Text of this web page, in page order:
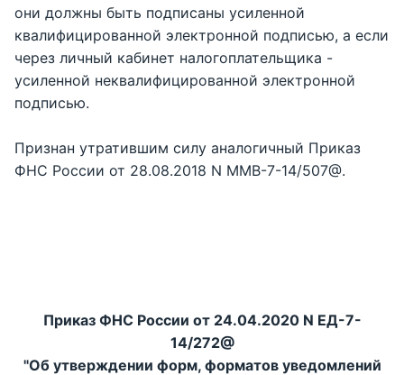
они должны быть подписаны усиленной
квалифицированной электронной подписью, а если
через личный кабинет налогоплательщика -
усиленной неквалифицированной электронной
подписью.
Признан утратившим силу аналогичный Приказ
ФНС России от 28.08.2018 N ММВ-7-14/507@.
Приказ ФНС России от 24.04.2020 N ЕД-7-
14/272@
"Об утверждении форм, форматов уведомлений